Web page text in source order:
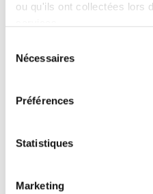
ou qu'ils ont collectées lors
Nécessaires
Préférences
Statistiques
Marketing
PAVAGE
DANS